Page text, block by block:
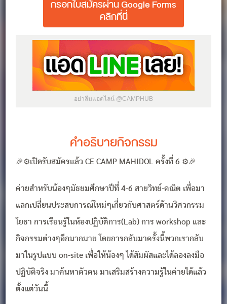
กรอกใบสมัครผ่าน Google Forms
คลิกที่นี่
อย่าลืมแอดไลน์ @CAMPHUB
คำอธิบายกิจกรรม
🎉⚙เปิดรับสมัครแล้ว CE CAMP MAHIDOL ครั้งที่ 6 ⚙🎉
ค่ายสำหรับน้องๆมัธยมศึกษาปีที่ 4-6 สายวิทย์-คณิต เพื่อมา
แลกเปลี่ยนประสบการณ์ใหม่ๆเกี่ยวกับศาสตร์ด้านวิศวกรรม
โยธา การเรียนรู้ในห้องปฏิบัติการ(Lab) การ workshop และ
กิจกรรมต่างๆอีกมากมาย โดยการกลับมาครั้งนี้พวกเรากลับ
มาในรูปแบบ on-site เพื่อให้น้องๆ ได้สัมผัสและได้ลองลงมือ
ปฏิบัติจริง มาค้นหาตัวตน มาเสริมสร้างความรู้ในค่ายได้แล้ว
ตั้งแต่วันนี้